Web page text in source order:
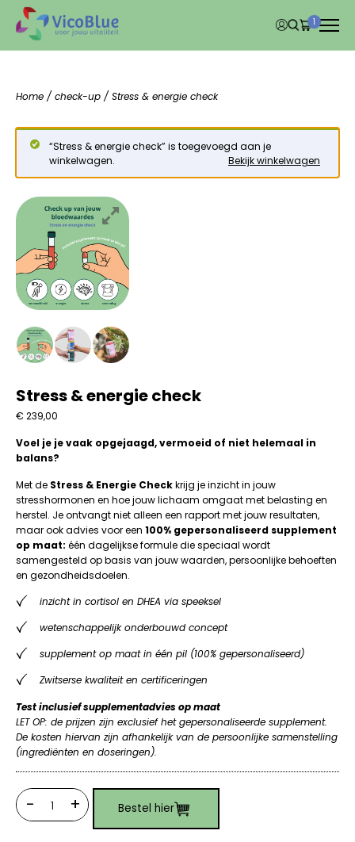
1
Home / check-up / Stress & energie check
“Stress & energie check” is toegevoegd aan je
winkelwagen.
Bekijk winkelwagen
Stress & energie check
€ 239,00
Voel je je vaak opgejaagd, vermoeid of niet helemaal in
balans?
Met de Stress & Energie Checkkrijg je inzicht in jouw
stresshormonen en hoe jouw lichaam omgaat met belasting en
herstel. Je ontvangt niet alleen een rapport met jouw resultaten,
maar ook advies voor een 100% gepersonaliseerd supplement
op maat: één dagelijkse formule die speciaal wordt
samengesteld op basis van jouw waarden, persoonlijke behoeften
en gezondheidsdoelen.
inzicht in cortisol en DHEA via speeksel
wetenschappelijk onderbouwd concept
supplement op maat in één pil (100% gepersonaliseerd)
Zwitserse kwaliteit en certificeringen
Test inclusief supplementadvies op maat
LET OP: de prijzen zijn exclusief het gepersonaliseerde supplement.
De kosten hiervan zijn afhankelijk van de persoonlijke samenstelling
(ingrediënten en doseringen).
Quantity
- + Bestel hier